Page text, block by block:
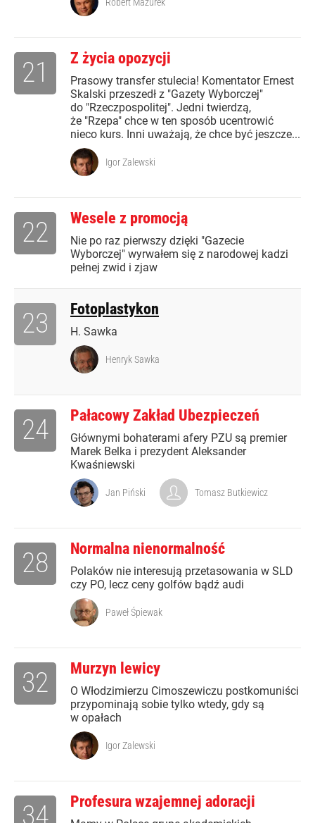
Z życia opozycji
Prasowy transfer stulecia! Komentator Ernest
Skalski przeszedł z "Gazety Wyborczej"
do "Rzeczpospolitej". Jedni twierdzą,
że "Rzepa" chce w ten sposób ucentrowić
nieco kurs. Inni uważają, że chce być jeszcze...
21
Igor Zalewski
Wesele z promocją
Nie po raz pierwszy dzięki "Gazecie
Wyborczej" wyrwałem się z narodowej kadzi
pełnej zwid i zjaw
22
Fotoplastykon
H. Sawka
23
Henryk Sawka
Pałacowy Zakład Ubezpieczeń
Głównymi bohaterami afery PZU są premier
Marek Belka i prezydent Aleksander
Kwaśniewski
24
Jan Piński Tomasz Butkiewicz
Normalna nienormalność
Polaków nie interesują przetasowania w SLD
czy PO, lecz ceny golfów bądź audi
28
Paweł Śpiewak
Murzyn lewicy
O Włodzimierzu Cimoszewiczu postkomuniści
przypominają sobie tylko wtedy, gdy są
w opałach
32
Igor Zalewski
Profesura wzajemnej adoracji
34